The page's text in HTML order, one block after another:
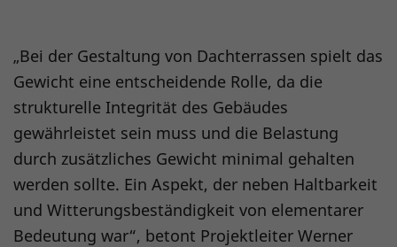
„Bei der Gestaltung von Dachterrassen spielt das
Gewicht eine entscheidende Rolle, da die
strukturelle Integrität des Gebäudes
gewährleistet sein muss und die Belastung
durch zusätzliches Gewicht minimal gehalten
werden sollte. Ein Aspekt, der neben Haltbarkeit
und Witterungsbeständigkeit von elementarer
Bedeutung war“, betont Projektleiter Werner